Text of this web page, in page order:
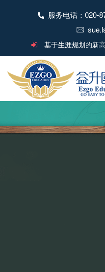
服务电话：020-
基于生涯规划的新